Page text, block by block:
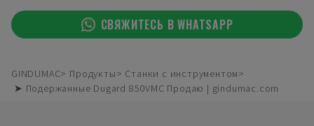
СВЯЖИТЕСЬ В WHATSAPP
GINDUMAC Продукты
Станки с инструментом
➤ Подержанные Dugard 850VMC Продаю | gindumac.com